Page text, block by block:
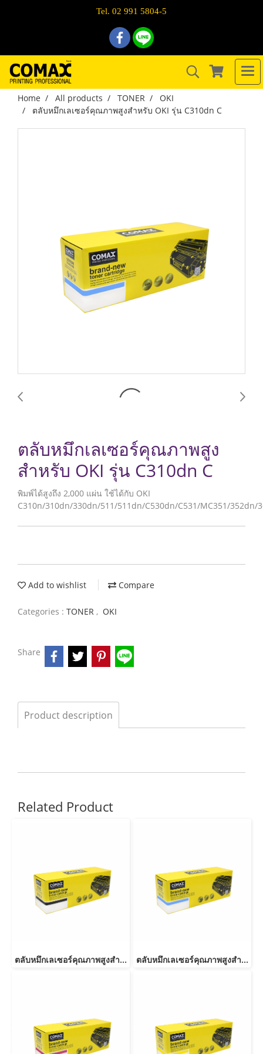
Tel. 02 991 5804-5
Home All products TONER
OKI
ตลับหมึกเลเซอร์คุณภาพสูงสำหรับ OKI รุ่น C310dn C
ตลับหมึกเลเซอร์คุณภาพสูง
สำหรับ OKI รุ่น C310dn C
พิมพ์ได้สูงถึง 2,000 แผ่น ใช้ได้กับ OKI
C310n/310dn/330dn/511/511dn/C530dn/C531/MC351/
Add to wishlist Compare
Categories : TONER , OKI
Share
Product description
Related Product
ตลับหมึกเลเซอร์คุณภาพสูงสำหรับ OKI รุ่น C332-46508716/46508740 BK ตลับหมึกเลเซอร์คุณภาพสูงสำหรับ OKI รุ่น C332-46508715/46508739 C